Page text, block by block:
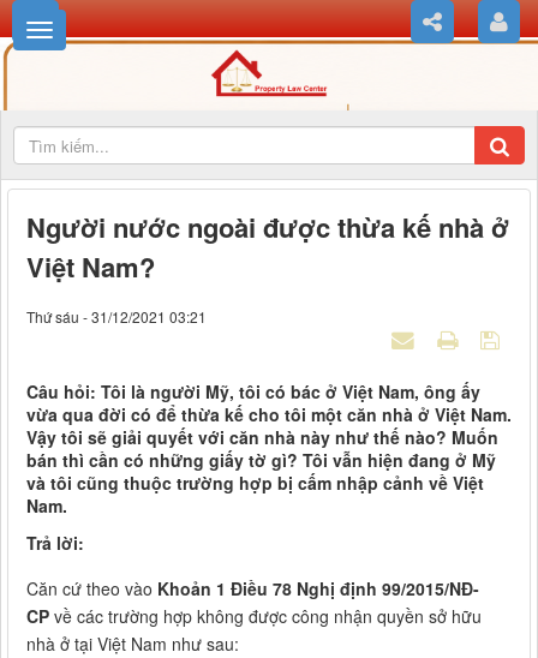
Người nước ngoài được thừa kế nhà ở
Việt Nam?
Thứ sáu - 31/12/2021 03:21
Câu hỏi: Tôi là người Mỹ, tôi có bác ở Việt Nam, ông ấy
vừa qua đời có để thừa kế cho tôi một căn nhà ở Việt Nam.
Vậy tôi sẽ giải quyết với căn nhà này như thế nào? Muốn
bán thì cần có những giấy tờ gì? Tôi vẫn hiện đang ở Mỹ
và tôi cũng thuộc trường hợp bị cấm nhập cảnh về Việt
Nam.
Trả lời:
Căn cứ theo vào Khoản 1 Điều 78 Nghị định 99/2015/NĐ-
CP về các trường hợp không được công nhận quyền sở hữu
nhà ở tại Việt Nam như sau: